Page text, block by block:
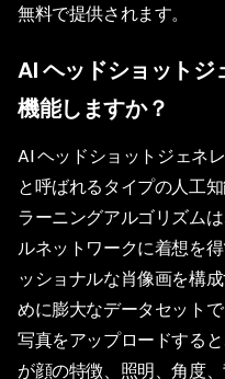
無料で提供されます。
AI ヘッドショット
機能しますか？
AI ヘッドショットジェネ
と呼ばれるタイプの人工
ラーニングアルゴリズム
ルネットワークに着想を
ッショナルな肖像画を構
めに膨大なデータセット
写真をアップロードする
が顔の特徴、照明、角度